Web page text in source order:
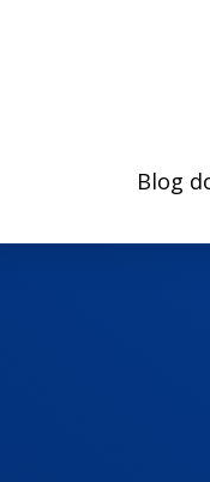
Blog